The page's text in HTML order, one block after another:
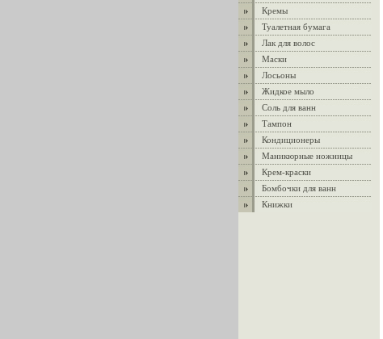
Кремы
Туалетная бумага
Лак для волос
Маски
Лосьоны
Жидкое мыло
Соль для ванн
Тампон
Кондиционеры
Маникюрные ножницы
Крем-краски
Бомбочки для ванн
Книжки